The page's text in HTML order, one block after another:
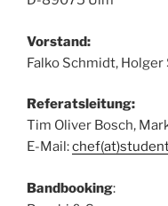
Vorstand:
Falko Schmidt,
Referatsleitung:
Tim Oliver Bosch,
E-Mail:
Bandbooking: